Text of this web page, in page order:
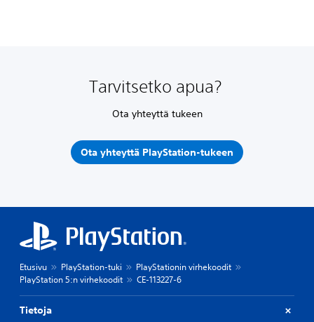
Tarvitsetko apua?
Ota yhteyttä tukeen
Ota yhteyttä PlayStation-tukeen
Etusivu PlayStation-tuki
PlayStationin virhekoodit
PlayStation 5:n virhekoodit
CE-113227-6
Tietoja